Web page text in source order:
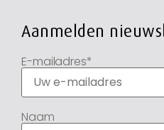
Aanmelden
E-mailadres*
Naam